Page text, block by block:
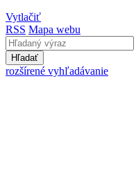
Vytlačiť
RSS Mapa webu
Hľadať
rozšírené vyhľadávanie